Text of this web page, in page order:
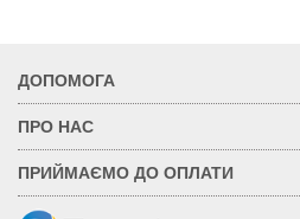
ДОПОМОГА
ПРО НАС
ПРИЙМАЄМО ДО ОПЛАТИ